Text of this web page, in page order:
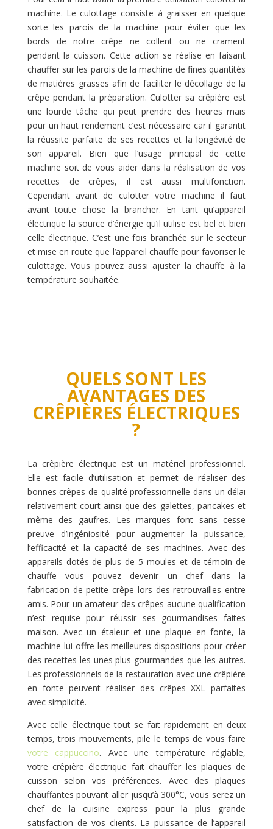
machine. Le culottage consiste à graisser en quelque
sorte les parois de la machine pour éviter que les
bords de notre crêpe ne collent ou ne crament
pendant la cuisson. Cette action se réalise en faisant
chauffer sur les parois de la machine de fines quantités
de matières grasses afin de faciliter le décollage de la
crêpe pendant la préparation. Culotter sa crêpière est
une lourde tâche qui peut prendre des heures mais
pour un haut rendement c’est nécessaire car il garantit
la réussite parfaite de ses recettes et la longévité de
son appareil. Bien que l’usage principal de cette
machine soit de vous aider dans la réalisation de vos
recettes de crêpes, il est aussi multifonction.
Cependant avant de culotter votre machine il faut
avant toute chose la brancher. En tant qu’appareil
électrique la source d’énergie qu’il utilise est bel et bien
celle électrique. C’est une fois branchée sur le secteur
et mise en route que l’appareil chauffe pour favoriser le
culottage. Vous pouvez aussi ajuster la chauffe à la
température souhaitée.
QUELS SONT LES
AVANTAGES DES
CRÊPIÈRES ÉLECTRIQUES
?
La crêpière électrique est un matériel professionnel.
Elle est facile d’utilisation et permet de réaliser des
bonnes crêpes de qualité professionnelle dans un délai
relativement court ainsi que des galettes, pancakes et
même des gaufres. Les marques font sans cesse
preuve d’ingéniosité pour augmenter la puissance,
l’efficacité et la capacité de ses machines. Avec des
appareils dotés de plus de 5 moules et de témoin de
chauffe vous pouvez devenir un chef dans la
fabrication de petite crêpe lors des retrouvailles entre
amis. Pour un amateur des crêpes aucune qualification
n’est requise pour réussir ses gourmandises faites
maison. Avec un étaleur et une plaque en fonte, la
machine lui offre les meilleures dispositions pour créer
des recettes les unes plus gourmandes que les autres.
Les professionnels de la restauration avec une crêpière
en fonte peuvent réaliser des crêpes XXL parfaites
avec simplicité.
Avec celle électrique tout se fait rapidement en deux
temps, trois mouvements, pile le temps de vous faire
votre cappuccino. Avec une température réglable,
votre crêpière électrique fait chauffer les plaques de
cuisson selon vos préférences. Avec des plaques
chauffantes pouvant aller jusqu’à 300°C, vous serez un
chef de la cuisine express pour la plus grande
satisfaction de vos clients. La puissance de l’appareil